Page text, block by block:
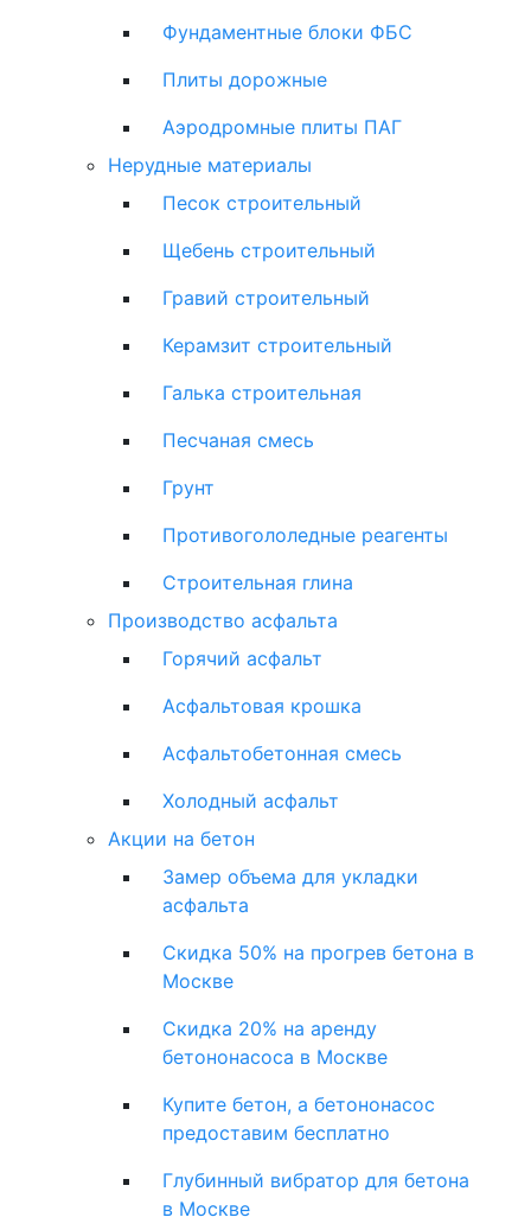
Фундаментные блоки ФБС
Плиты дорожные
Аэродромные плиты ПАГ
Нерудные материалы
Песок строительный
Щебень строительный
Гравий строительный
Керамзит строительный
Галька строительная
Песчаная смесь
Грунт
Противогололедные реагенты
Строительная глина
Производство асфальта
Горячий асфальт
Асфальтовая крошка
Асфальтобетонная смесь
Холодный асфальт
Акции на бетон
Замер объема для укладки
асфальта
Скидка 50% на прогрев бетона в
Москве
Скидка 20% на аренду
бетононасоса в Москве
Купите бетон, а бетононасос
предоставим бесплатно
Глубинный вибратор для бетона
в Москве